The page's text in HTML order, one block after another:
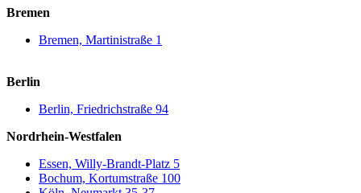
Bremen
Bremen, Martinistraße 1
Berlin
Berlin, Friedrichstraße 94
Nordrhein-Westfalen
Essen, Willy-Brandt-Platz 5
Bochum, Kortumstraße 100